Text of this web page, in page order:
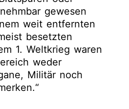
gewesen
weit entfernten
besetzten
1. Weltkrieg waren
weder
Militär noch